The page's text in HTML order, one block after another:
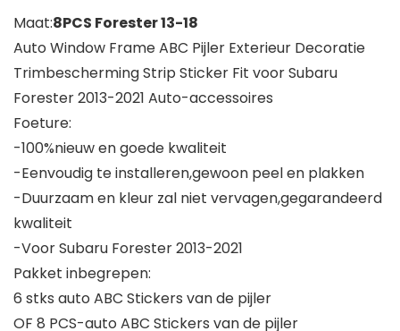
Maat:8PCS Forester 13-18
Auto Window Frame ABC Pijler Exterieur Decoratie
Trimbescherming Strip Sticker Fit voor Subaru
Forester 2013-2021 Auto-accessoires
Foeture:
-100%nieuw en goede kwaliteit
-Eenvoudig te installeren,gewoon peel en plakken
-Duurzaam en kleur zal niet vervagen,gegarandeerd
kwaliteit
-Voor Subaru Forester 2013-2021
Pakket inbegrepen:
6 stks auto ABC Stickers van de pijler
OF 8 PCS-auto ABC Stickers van de pijler